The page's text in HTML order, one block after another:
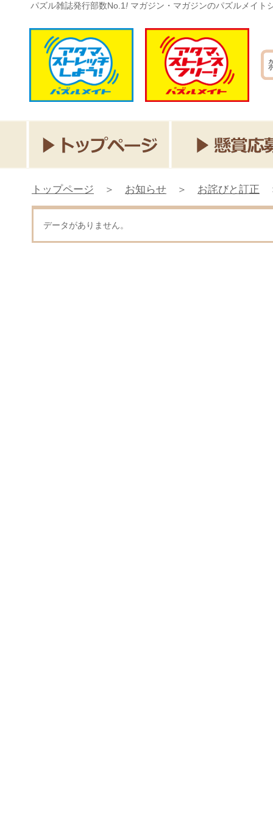
パズル雑誌発行部数No.1 ! マガジン・マガジンのパズルメイト
トップページ ＞ お知らせ ＞ お詫びと訂正
データがありません。